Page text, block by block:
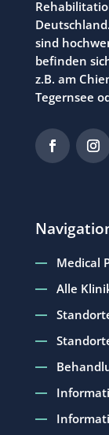
sind
befinden
z.B. am
Tegernsee
Medical
Alle